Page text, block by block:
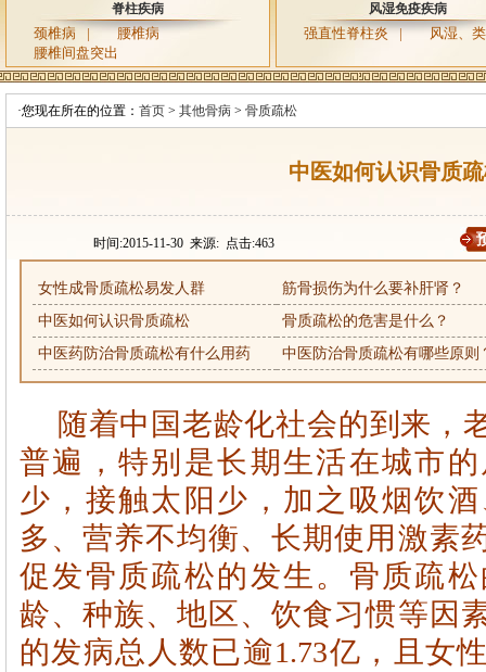
脊柱疾病
颈椎病 |
腰椎病
腰椎间盘突出
风湿免疫疾病
强直性脊柱炎 | 风湿、
·您现在所在的位置： 首页 > 其他骨病 > 骨质疏松
中医如何认识骨质
时间:2015-11-30 来源: 点击:463
女性成骨质疏松易发人群
筋骨损伤为什么要补肝肾？
中医如何认识骨质疏松
骨质疏松的危害是什么？
中医药防治骨质疏松有什么用药
中医防治骨质疏松有哪些原则
随着中国老龄化社会的到来，
普遍，特别是长期生活在城市
少，接触太阳少，加之吸烟饮
多、营养不均衡、长期使用激素
促发骨质疏松的发生。骨质疏
龄、种族、地区、饮食习惯等因
的发病总人数已逾1.73亿，且女